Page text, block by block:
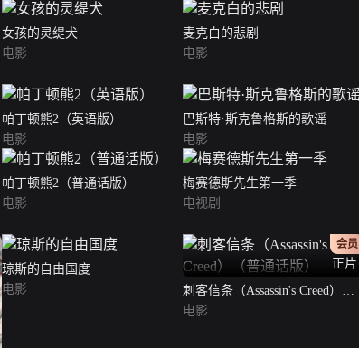
女孩的灵缇犬
电影
麦克白的悲剧
电影
帕丁顿熊2（英语版）
电影
巴斯特·斯克鲁格斯的歌谣
电影
帕丁顿熊2（普通话版）
电影
梅赛德斯先生第一季
电视剧
琼斯的自由国度
电影
正片
会员
刺客信条（Assassin's Creed）
（普通话版）
电影